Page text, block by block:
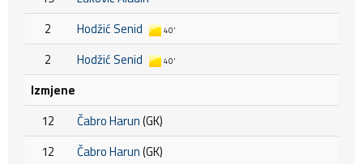
2
Hodžić Senid 40'
2 Hodžić Senid 40'
Izmjene
12
Čabro Harun(GK)
12
Čabro Harun(GK)